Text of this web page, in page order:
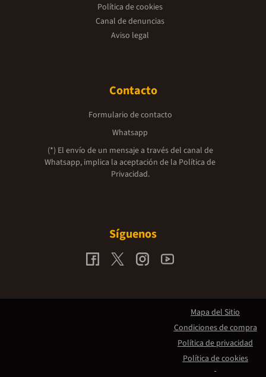
Política de cookies
Canal de denuncias
Aviso legal
Contacto
Formulario de contacto
Whatsapp
(*) El envío de un mensaje a través del canal de
Whatsapp, implica la aceptación de la Política de
Privacidad.
Síguenos
Mapa del Sitio
Condiciones de compra
Política de privacidad
Política de cookies